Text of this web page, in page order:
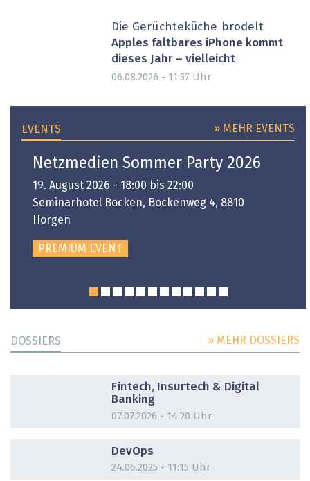
Die Gerüchteküche brodelt
Apples faltbares iPhone kommt
dieses Jahr – vielleicht
06.08.2026 - 11:37 Uhr
EVENTS » MEHR EVENTS
Netzmedien Sommer Party 2026
19. August 2026 - 18:00 bis 22:00
Seminarhotel Bocken, Bockenweg 4, 8810
Horgen
PREMIUM EVENT
DOSSIERS » MEHR DOSSIERS
Fintech, Insurtech & Digital
Banking
07.07.2026 - 14:20 Uhr
DevOps
24.06.2025 - 11:15 Uhr